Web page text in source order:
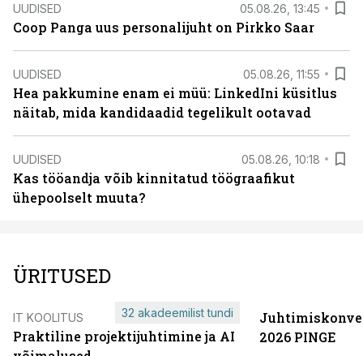
UUDISED 05.08.26, 13:45
Coop Panga uus personalijuht on Pirkko Saar
UUDISED 05.08.26, 11:55
Hea pakkumine enam ei müü: LinkedIni küsitlus
näitab, mida kandidaadid tegelikult ootavad
UUDISED 05.08.26, 10:18
Kas tööandja võib kinnitatud töögraafikut
ühepoolselt muuta?
ÜRITUSED
IT KOOLITUS
Praktiline projektijuhtimine ja AI
32 akadeemilist tundi
2026 PINGE